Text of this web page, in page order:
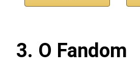
3. O Fandom